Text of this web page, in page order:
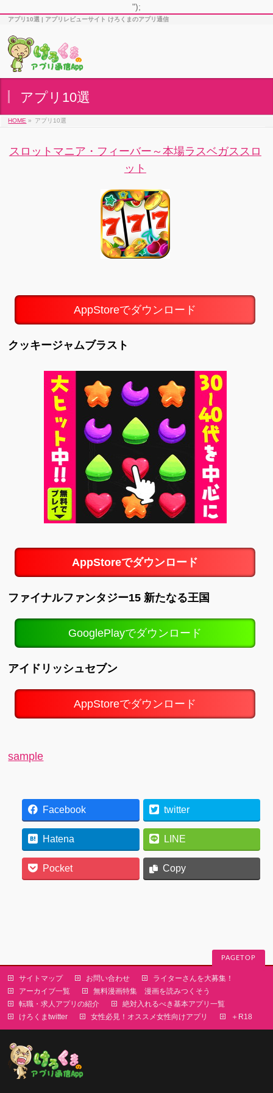
");
アプリ10選 | アプリレビューサイト けろくまのアプリ通信
アプリ10選
HOME » アプリ10選
スロットマニア・フィーバー～本場ラスベガススロ
ット
AppStoreでダウンロード
クッキージャムブラスト
AppStoreでダウンロード
ファイナルファンタジー15 新たなる王国
GooglePlayでダウンロード
アイドリッシュセブン
AppStoreでダウンロード
sample
Facebook twitter
Hatena LINE
Pocket Copy
PAGETOP
サイトマップ お問い合わせ
ライターさんを大募集！
アーカイブ一覧
無料漫画特集 漫画を読みつくそう
転職・求人アプリの紹介
絶対入れるべき基本アプリ一覧
けろくまtwitter
女性必見！オススメ女性向けアプリ ＋R18